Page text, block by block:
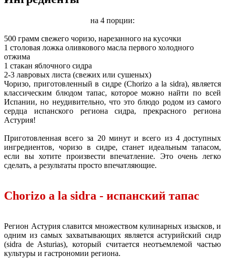
на 4 порции:
500 грамм свежего чоризо, нарезанного на кусочки
1 столовая ложка оливкового масла первого холодного
отжима
1 стакан яблочного сидра
2-3 лавровых листа (свежих или сушеных)
Чоризо, приготовленный в сидре (Chorizo ​​a la sidra), является
классическим блюдом тапас, которое можно найти по всей
Испании, но неудивительно, что это блюдо родом из самого
сердца испанского региона сидра, прекрасного региона
Астурия!
Приготовленная всего за 20 минут и всего из 4 доступных
ингредиентов, чоризо в сидре, станет идеальным тапасом,
если вы хотите произвести впечатление. Это очень легко
сделать, а результаты просто впечатляющие.
Chorizo ​​a la sidra - испанский тапас
Регион Астурия славится множеством кулинарных изысков, и
одним из самых захватывающих является астурийский сидр
(sidra de Asturias), который считается неотъемлемой частью
культуры и гастрономии региона.